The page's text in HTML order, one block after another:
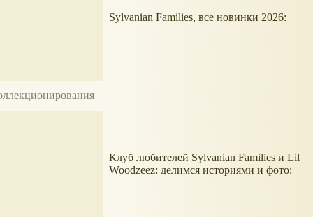
Sylvanian Families, все новинки 2026:
Клуб любителей Sylvanian Families и Lil
Woodzeez: делимся историями и фото: